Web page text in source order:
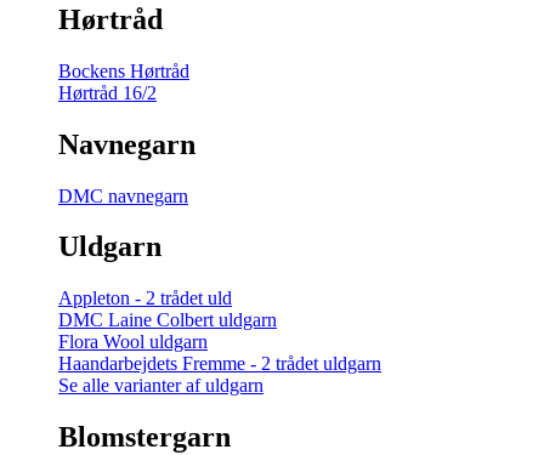
Hørtråd
Bockens Hørtråd
Hørtråd 16/2
Navnegarn
DMC navnegarn
Uldgarn
Appleton - 2 trådet uld
DMC Laine Colbert uldgarn
Flora Wool uldgarn
Haandarbejdets Fremme - 2 trådet uldgarn
Se alle varianter af uldgarn
Blomstergarn